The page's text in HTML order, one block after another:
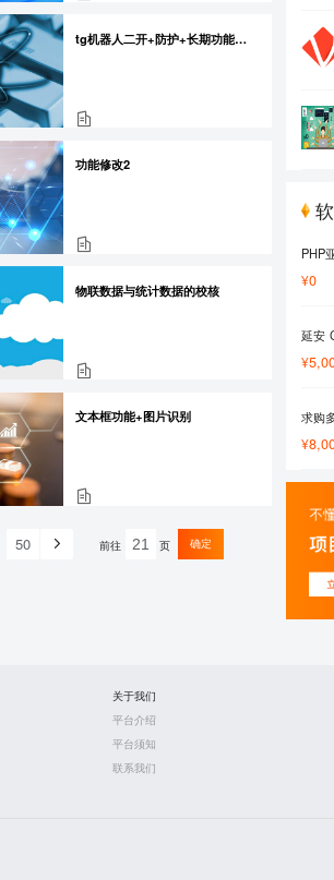
tg机器人二开+防护+长期功能开发
功能修改2
物联数据与统计数据的校核
文本框功能+图片识别
50 前往 页 确定
PHP
¥0
延安
¥
求购
¥
关于我们
平台介绍
平台须知
联系我们